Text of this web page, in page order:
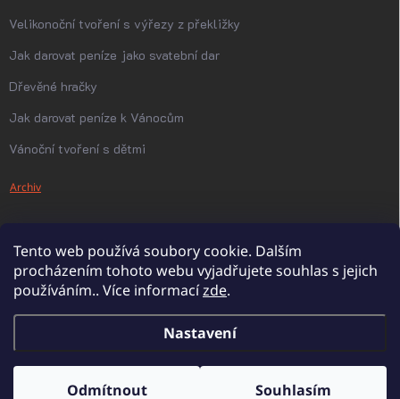
Tento web používá soubory cookie. Dalším
procházením tohoto webu vyjadřujete souhlas s jejich
používáním.. Více informacízde.
Nastavení
Odmítnout Souhlasím
Velikonoční tvoření s výřezy z překližky
Jak darovat peníze jako svatební dar
Dřevěné hračky
Jak darovat peníze k Vánocům
Vánoční tvoření s dětmi
Archiv
Copyright 2026PanDatel. Všechna práva vyhrazena.Upravit nastavení